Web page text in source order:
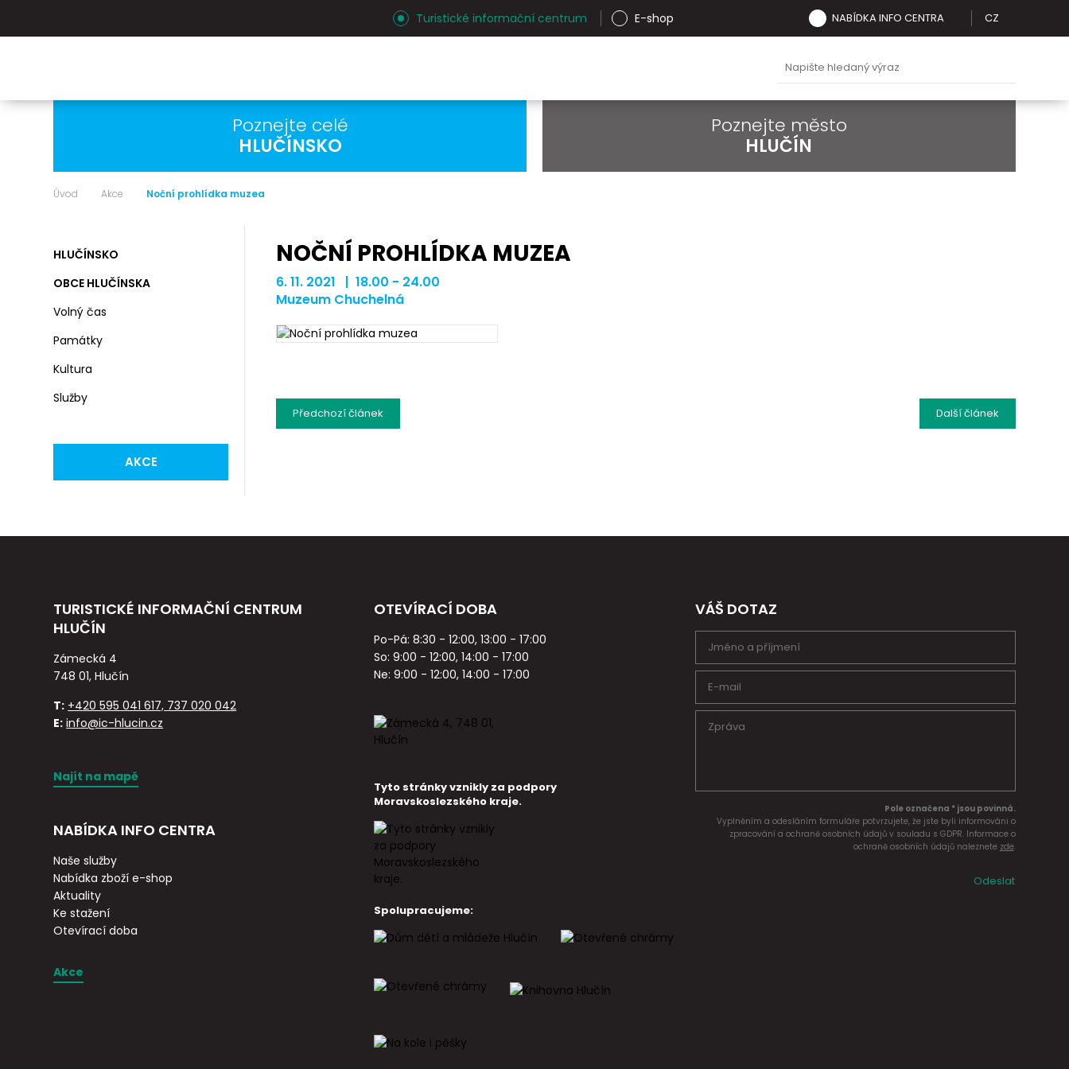
Turistické informační centrum E-shop NABÍDKA INFO CENTRA CZ
Poznejte celé
HLUČÍNSKO
Poznejte město
HLUČÍN
Úvod Akce Noční prohlídka muzea
HLUČÍNSKO
OBCE HLUČÍNSKA
Volný čas
Památky
Kultura
Služby
AKCE
NOČNÍ PROHLÍDKA MUZEA
6. 11. 2021 | 18.00 - 24.00
Muzeum Chuchelná
Dalšíčlánek
Předchozíčlánek
TURISTICKÉ INFORMAČNÍ CENTRUM
HLUČÍN
Zámecká 4
748 01, Hlučín
T: +420 595 041 617, 737 020 042
E: info@ic-hlucin.cz
Najít na mapě
NABÍDKA INFO CENTRA
Naše služby
Nabídka zboží e-shop
Aktuality
Ke stažení
Otevírací doba
Akce
OTEVÍRACÍ DOBA
Po-Pá: 8:30 - 12:00, 13:00 - 17:00
So: 9:00 - 12:00, 14:00 - 17:00
Ne: 9:00 - 12:00, 14:00 - 17:00
Tyto stránky vznikly za podpory
Moravskoslezského kraje.
Spolupracujeme:
VÁŠ DOTAZ
Pole označena * jsou povinná.
Vyplněním a odesláním formuláře potvrzujete, že jste byli informováni o
zpracování a ochraně osobních údajů v souladu s GDPR. Informace o
ochraně osobních údajů naleznete zde.
Odeslat